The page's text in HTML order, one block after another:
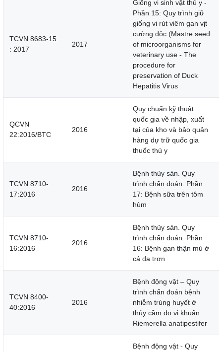
TCVN 8683-15
: 2017
2017
Giống vi sinh vật thú y -
Phần 15: Quy trình giữ
giống vi rút viêm gan vịt
cường độc (Mastre seed
of microorganisms for
veterinary use - The
procedure for
preservation of Duck
Hepatitis Virus
QCVN
22:2016/BTC
2016
Quy chuẩn kỹ thuật
quốc gia về nhập, xuất
tại của kho và bảo quản
hàng dự trữ quốc gia
thuốc thú y
TCVN 8710-
17:2016
2016
Bệnh thủy sản. Quy
trình chẩn đoán. Phần
17: Bệnh sữa trên tôm
hùm
TCVN 8710-
16:2016
2016
Bệnh thủy sản. Quy
trình chẩn đoán. Phần
16: Bệnh gan thận mủ ở
cá da trơn
TCVN 8400-
40:2016
2016
Bệnh động vật – Quy
trình chẩn đoán bệnh
nhiễm trùng huyết ở
thủy cầm do vi khuẩn
Riemerella anatipestifer
Bệnh động vật - Quy